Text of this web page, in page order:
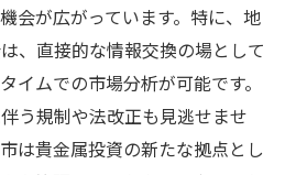
地域の発展と未来
促す貴金属の力
た貴金属の新たな価値
ティと貴金属の共存
貴金属市場の背景と大府市の
会が広がっています。特に、地
、直接的な情報交換の場として
イムでの市場分析が可能です。
う規制や法改正も見逃せませ
は貴金属投資の新たな拠点とし